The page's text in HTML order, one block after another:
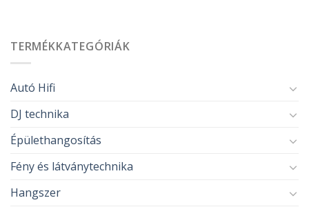
TERMÉKKATEGÓRIÁK
Autó Hifi
DJ technika
Épülethangosítás
Fény és látványtechnika
Hangszer